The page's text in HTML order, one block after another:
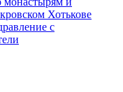
Хотькове
с